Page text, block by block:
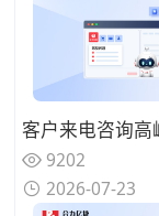
9202
2026-07-23